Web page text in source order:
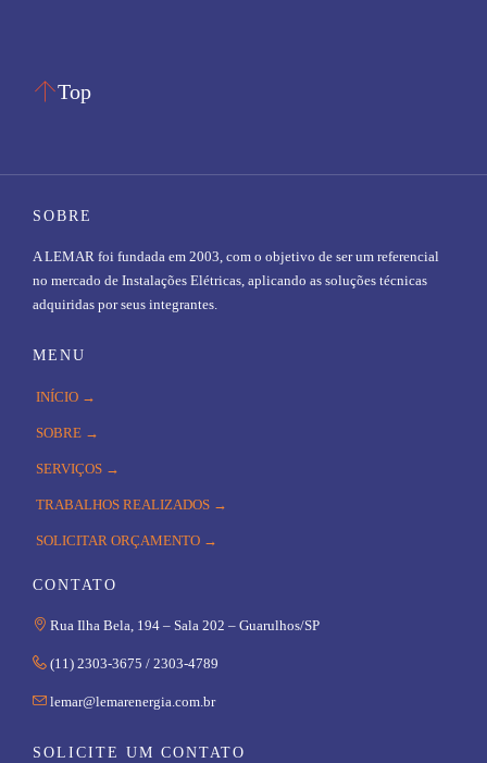
Top
SOBRE
A LEMAR foi fundada em 2003, com o objetivo de ser um referencial
no mercado de Instalações Elétricas, aplicando as soluções técnicas
adquiridas por seus integrantes.
MENU
INÍCIO →
SOBRE →
SERVIÇOS →
TRABALHOS REALIZADOS →
SOLICITAR ORÇAMENTO →
CONTATO
 Rua Ilha Bela, 194 – Sala 202 – Guarulhos/SP
 (11) 2303-3675 / 2303-4789
 lemar@lemarenergia.com.br
SOLICITE UM CONTATO